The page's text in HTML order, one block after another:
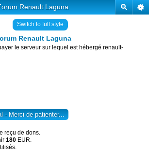
Renault Laguna
Switch to full style
Renault Laguna
le serveur sur lequel est hébergé renault-
reçu de dons.
180 EUR.